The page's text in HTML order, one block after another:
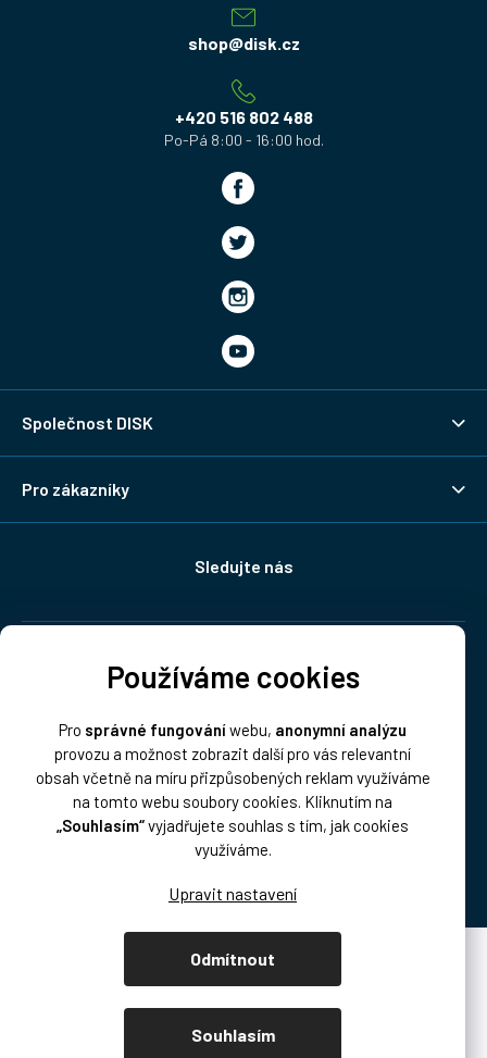
Používáme cookies
Pro správné fungováníwebu, anonymní analýzu
provozu a možnost zobrazit další pro vás relevantní
obsah včetně na míru přizpůsobených reklam využíváme
na tomto webu soubory cookies. Kliknutím na
„Souhlasím“vyjadřujete souhlas s tím, jak cookies
využíváme.
Odmítnout
Souhlasím
shop@disk.cz
+420 516 802 488
Společnost DISK
Pro zákazníky
Sledujte nás
Platba:
Vytvořil Shoptet Premium
Copyright 2026 . Všechna práva vyhrazena.
Upravit nastavení cookies